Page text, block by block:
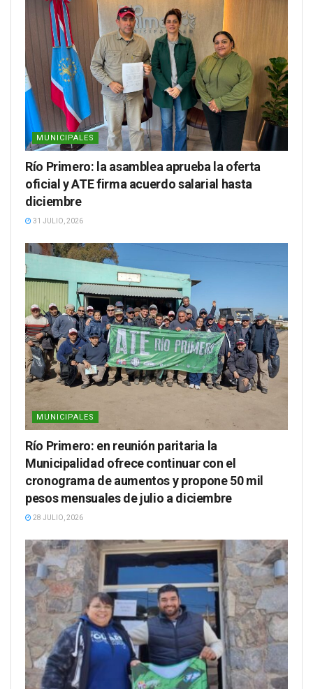
MUNICIPALES
Río Primero: la asamblea aprueba la oferta
oficial y ATE firma acuerdo salarial hasta
diciembre
31 JULIO, 2026
MUNICIPALES
Río Primero: en reunión paritaria la
Municipalidad ofrece continuar con el
cronograma de aumentos y propone 50 mil
pesos mensuales de julio a diciembre
28 JULIO, 2026